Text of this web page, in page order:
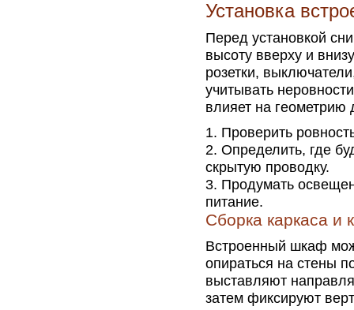
Установка
Перед установкой
высоту вверху и
розетки,
учитывать
влияет на геометрию
Проверить
Определить, где
скрытую проводку.
Продумать
питание.
Сборка каркаса и
Встроенный шкаф
опираться на стены
выставляют
затем фиксируют